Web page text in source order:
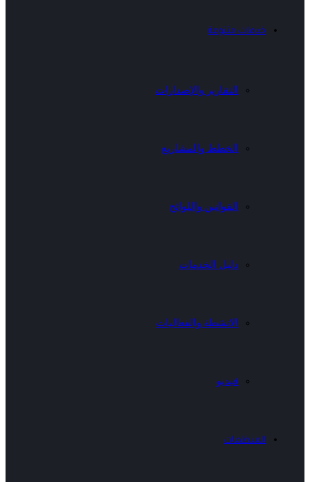
خدمات متنوعة
التقارير والإصدارات
الخطط والمشاريع
القوانين واللوائح
دليل الخدمات
الانشطة والفعاليات
فيديو
المنظمات